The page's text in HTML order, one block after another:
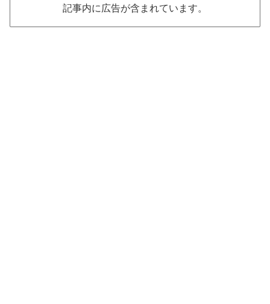
記事内に広告が含まれています。